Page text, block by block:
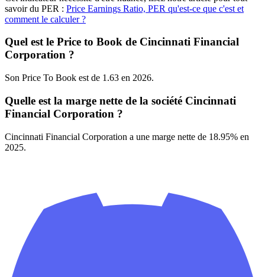
savoir du PER : Price Earnings Ratio, PER qu'est-ce que c'est et
comment le calculer ?
Quel est le Price to Book de Cincinnati Financial
Corporation ?
Son Price To Book est de 1.63 en 2026.
Quelle est la marge nette de la société Cincinnati
Financial Corporation ?
Cincinnati Financial Corporation a une marge nette de 18.95% en
2025.